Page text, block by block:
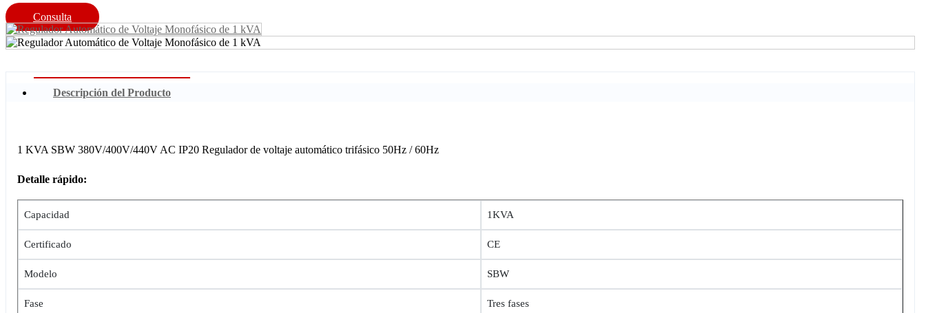
Consulta
Descripción del Producto
1 KVA SBW 380V/400V/440V AC IP20 Regulador de voltaje automático trifásico 50Hz / 60Hz
Detalle rápido:
Capacidad 1KVA
Certificado CE
Modelo SBW
Fase Tres fases